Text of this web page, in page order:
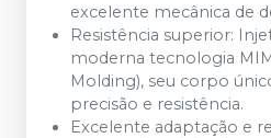
excelente mecânica de
Resistência superior:
moderna tecnologia
Molding), seu corpo
precisão e resistência.
Excelente adaptação e